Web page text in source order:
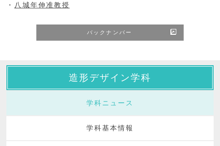
・ 八城年伸准教授
バックナンバー
造形デザイン学科
学科ニュース
学科基本情報